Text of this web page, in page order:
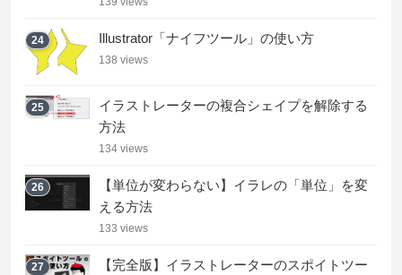
24 Illustrator「ナイフツール」の使い方
138 views
25
イラストレーターの複合シェイプを解除する
方法
134 views
26
【単位が変わらない】イラレの「単位」を変
える方法
133 views
27
【完全版】イラストレーターのスポイトツー